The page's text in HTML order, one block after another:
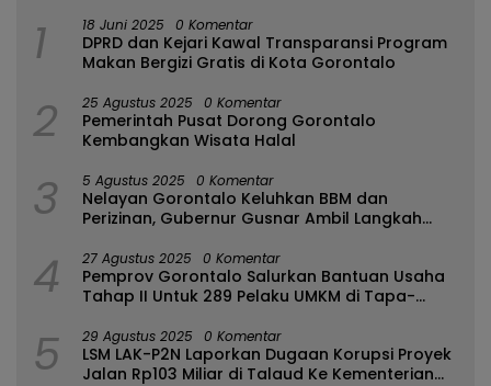
1 18 Juni 2025 0 Komentar
DPRD dan Kejari Kawal Transparansi Program
Makan Bergizi Gratis di Kota Gorontalo
2 25 Agustus 2025 0 Komentar
Pemerintah Pusat Dorong Gorontalo
Kembangkan Wisata Halal
3 5 Agustus 2025 0 Komentar
Nelayan Gorontalo Keluhkan BBM dan
Perizinan, Gubernur Gusnar Ambil Langkah
4 27 Agustus 2025 0 Komentar
Pemprov Gorontalo Salurkan Bantuan Usaha
Tahap II Untuk 289 Pelaku UMKM di Tapa-
5 29 Agustus 2025 0 Komentar
LSM LAK-P2N Laporkan Dugaan Korupsi Proyek
Jalan Rp103 Miliar di Talaud Ke Kementerian